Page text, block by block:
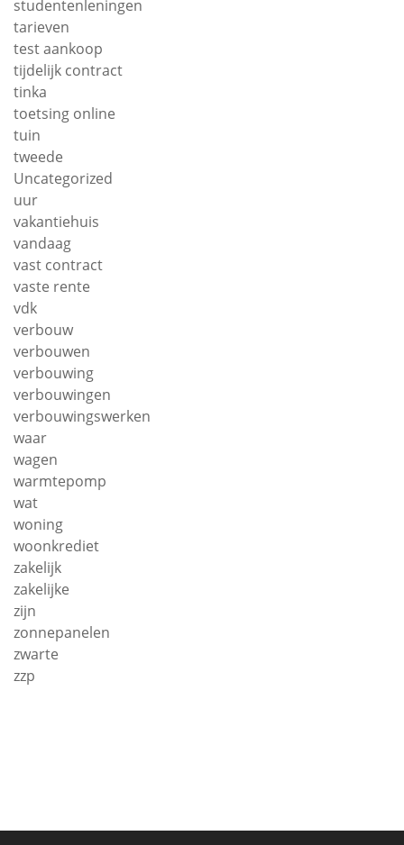
studentenleningen
tarieven
test aankoop
tijdelijk contract
tinka
toetsing online
tuin
tweede
Uncategorized
uur
vakantiehuis
vandaag
vast contract
vaste rente
vdk
verbouw
verbouwen
verbouwing
verbouwingen
verbouwingswerken
waar
wagen
warmtepomp
wat
woning
woonkrediet
zakelijk
zakelijke
zijn
zonnepanelen
zwarte
zzp